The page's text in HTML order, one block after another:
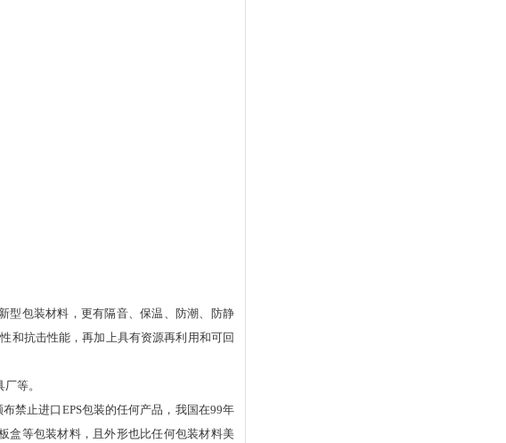
型包装材料，更有隔音、保温、防潮、防静
和抗击性能，再加上具有资源再利用和可回
等。
禁止进口EPS包装的任何产品，我国在99年
盒等包装材料，且外形也比任何包装材料美